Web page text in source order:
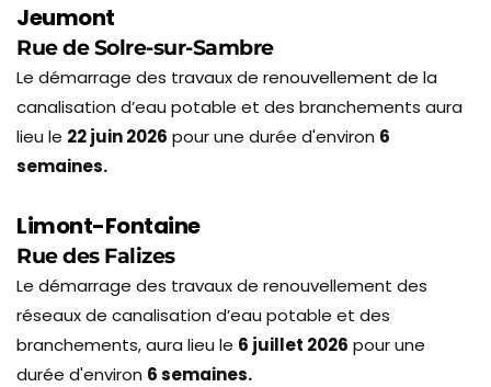
Jeumont
Rue de Solre-sur-Sambre
Le démarrage des travaux de renouvellement de la
canalisation d’eau potable et des branchements aura
lieu le 22 juin 2026 pour une durée d'environ 6
semaines.
Limont-Fontaine
Rue des Falizes
Le démarrage des travaux de renouvellement des
réseaux de canalisation d’eau potable et des
branchements, aura lieu le 6 juillet 2026 pour une
durée d'environ 6 semaines.